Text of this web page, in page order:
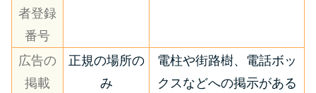
者登録
番号
広告の
掲載
正規の場所の
み
電柱や街路樹、電話ボッ
クスなどへの掲示がある